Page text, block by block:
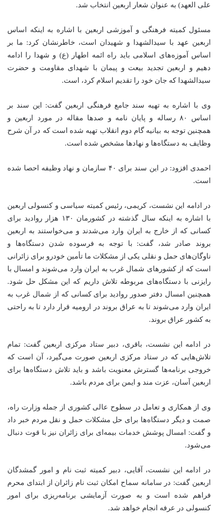
علی
العهد) به عنوان شعار اربعین انتخاب شد.
مسئول کمیته فرهنگی و آموزشی اربعین با اشاره به اینکه اساس
اربعین عهد با سیدالشهدا و شهیدان است، خاطرنشان کرد: ما بر
اساس آموزه‌های اسلامی باید راه ائمه اطهار (ع) و شهدا را ادامه
دهیم و اربعین تجدید بیعت و پیمان با شهدای مقاومت و حضرت
سیدالشهدا که جان خود را تقدیم اسلام کرد، است.
وی با اشاره به تهیه سند جامع فرهنگی اربعین گفت: این سند بر
اساس ۸۰ رساله و پایان نامه و صدها مقاله در مورد اربعین و
همچنین توجه به بیانیه گام دوم انقلاب تهیه شده است که در آن شرح
وظایف به دستگاه‌ها و نهادها مشخص شده است.
احمدی افزود: در این سند برای ۴۰ سازمان و نهاد وظیفه احصا شده
است.
در ادامه این نشست، کریمی، رئیس کمیته سیاسی و کنسولی اربعین
با اشاره به اینکه سال گذشته در کشورمان ۱۳۰ هزار روادید برای
کسانی که از خارج به ایران وارد می‌شدند و می‌خواستند به اربعین
بروند صادر شد، گفت: با توجه به فرسوده شدن دستگاه‌ها و
ناوگان‌های حمل و نقلی یکی از مشکلات ما تأمین خودرو برای زائرانی
است که از کشورهای شمال غرب به ایران وارد می‌شوند و امسال با
رایزنی با دستگاه‌های مربوطه تلاش داریم که این مشکل حل شود.
همچنین امسال دفتر صدور روادید برای کسانی که از شمال غرب به
ایران وارد می‌شوند تا به عراق بروند در ارومیه قرار دارد تا به راحتی
به کشور عراق بروند.
در ادامه این نشست، باقری، دبیر ستاد مرکزی اربعین گفت: تمام
تلاش‌هایی که در ستاد مرکزی اربعین صورت می‌گیرد، آن است که
خروجی برنامه‌ها گسترش معنویت باشد و باید تلاش دستگاه‌ها برای
اربعین آسان، عزت مند و ایمن برای مردم باشد.
وی از همکاری و تعامل در سطوح عالی کشوری از جمله وزارت راه،
صمت و دیگر دستگاه‌ها برای حل مشکلات حمل و نقل مردم خبر داد
و گفت: امسال پوشش خدمات بیمه‌ای برای زائران نیز با قوت دنبال
می‌شود.
در ادامه این نشست، آقایی، دبیر کمیته ثبت نام و امور گمشدگان
اربعین گفت: در سامانه سماح امکان ثبت نام زائران از ابتدای محرم
فراهم شده است و به صورت آزمایشی برنامه‌ریزی برای امور
کنسولی در عرفه انجام خواهد شد.